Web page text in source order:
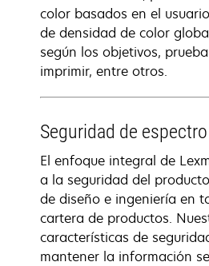
color basados en el
de densidad de color
según los objetivos,
imprimir, entre otros.
Seguridad de
El enfoque integral de
a la seguridad del
de diseño e ingeniería en
cartera de productos.
características de
mantener la información